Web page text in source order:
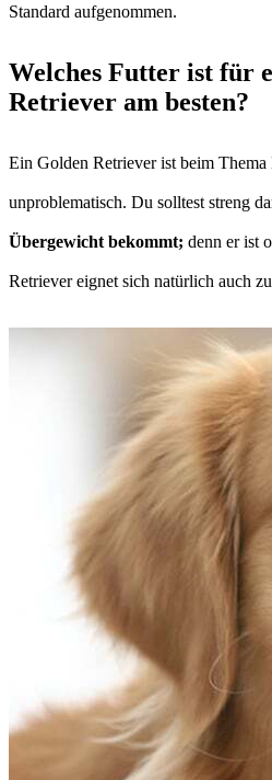
Standard aufgenommen.
Welches Futter ist für
Retriever am besten?
Ein Golden Retriever ist beim
unproblematisch. Du solltest streng
Übergewicht bekommt; denn er ist
Retriever eignet sich natürlich auch